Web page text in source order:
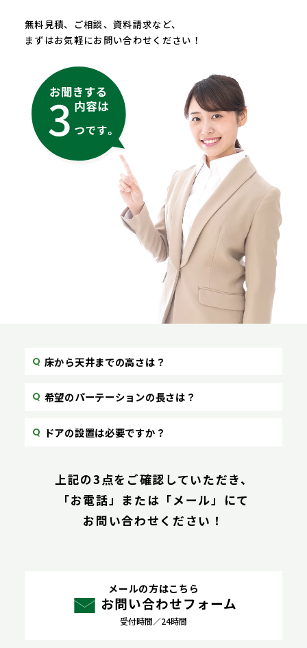
無料見積、ご相談、資料請求など、
まずはお気軽にお問い合わせください！
床から天井までの高さは？
希望のパーテーションの長さは？
ドアの設置は必要ですか？
上記の3点をご確認していただき、
「お電話」または「メール」にて
お問い合わせください！
メールの方はこちら
お問い合わせフォーム
受付時間／24時間